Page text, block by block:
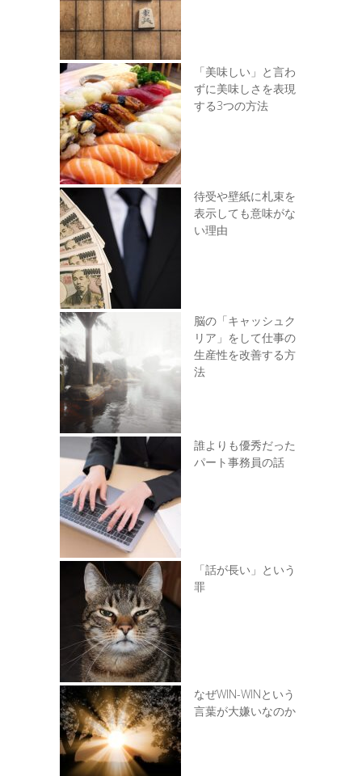
「美味しい」と言わ
ずに美味しさを表現
する3つの方法
待受や壁紙に札束を
表示しても意味がな
い理由
脳の「キャッシュク
リア」をして仕事の
生産性を改善する方
法
誰よりも優秀だった
パート事務員の話
「話が長い」という
罪
なぜWIN-WINという
言葉が大嫌いなのか